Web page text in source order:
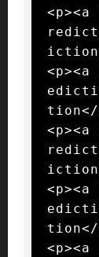
tion</
tion</